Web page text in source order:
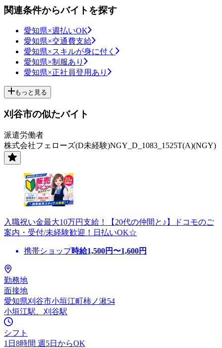
関連条件からバイトを探す
愛知県×週払いOK
愛知県×交通費支給
愛知県×スキルが身に付く
愛知県×制服あり
愛知県×正社員登用あり
もっと見る
刈谷市の似たバイト
派遣労働者
株式会社フェローズ(D未経験)NGY_D_1083_1525T(A)(NGY)
入職祝い金最大10万円支給！【20代の仲間と♪】ドコモのご
案内・受付/未経験歓迎！日払いOK☆
携帯ショップ時給1,500円〜1,600円
勤務地
面接地
愛知県刈谷市小垣江町柿ノ湫54
小垣江駅、刈谷駅
シフト
1日8時間 週5日からOK